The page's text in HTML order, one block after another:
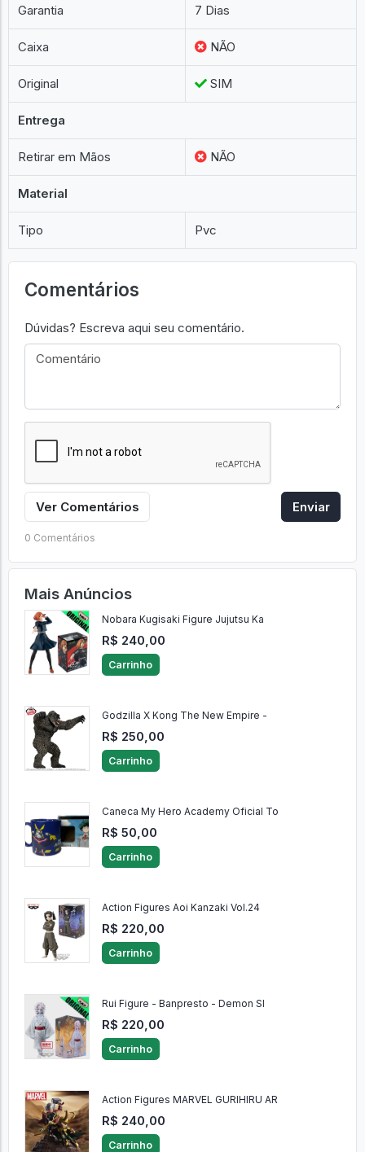
Garantia 7 Dias
Caixa NÃO
Original SIM
Entrega
Retirar em Mãos NÃO
Material
Tipo Pvc
Comentários
Dúvidas? Escreva aqui seu comentário.
Ver Comentários Enviar
0 Comentários
Mais Anúncios
Nobara Kugisaki Figure Jujutsu Ka
R$ 240,00
Carrinho
Godzilla X Kong The New Empire -
R$ 250,00
Carrinho
Caneca My Hero Academy Oficial To
R$ 50,00
Carrinho
Action Figures Aoi Kanzaki Vol.24
R$ 220,00
Carrinho
Rui Figure - Banpresto - Demon Sl
R$ 220,00
Carrinho
Action Figures MARVEL GURIHIRU AR
R$ 240,00
Carrinho